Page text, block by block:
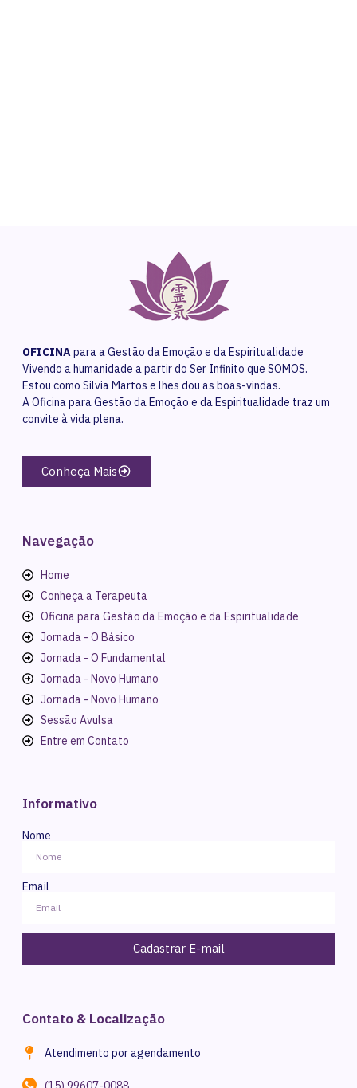
OFICINApara a Gestão da Emoção e da Espiritualidade
Vivendo a humanidade a partir do Ser Infinito que SOMOS.
Estou como Silvia Martos e lhes dou as boas-vindas.
A Oficina para Gestão da Emoção e da Espiritualidade traz um
convite à vida plena.
Conheça Mais
Navegação
Home
Conheça a Terapeuta
Oficina para Gestão da Emoção e da Espiritualidade
Jornada - O Básico
Jornada - O Fundamental
Jornada - Novo Humano
Jornada - Novo Humano
Sessão Avulsa
Entre em Contato
Informativo
Nome
Email
Cadastrar E-mail
Contato & Localização
Atendimento por agendamento